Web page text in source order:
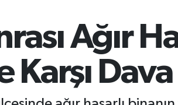
Ağır
Karşı Dava